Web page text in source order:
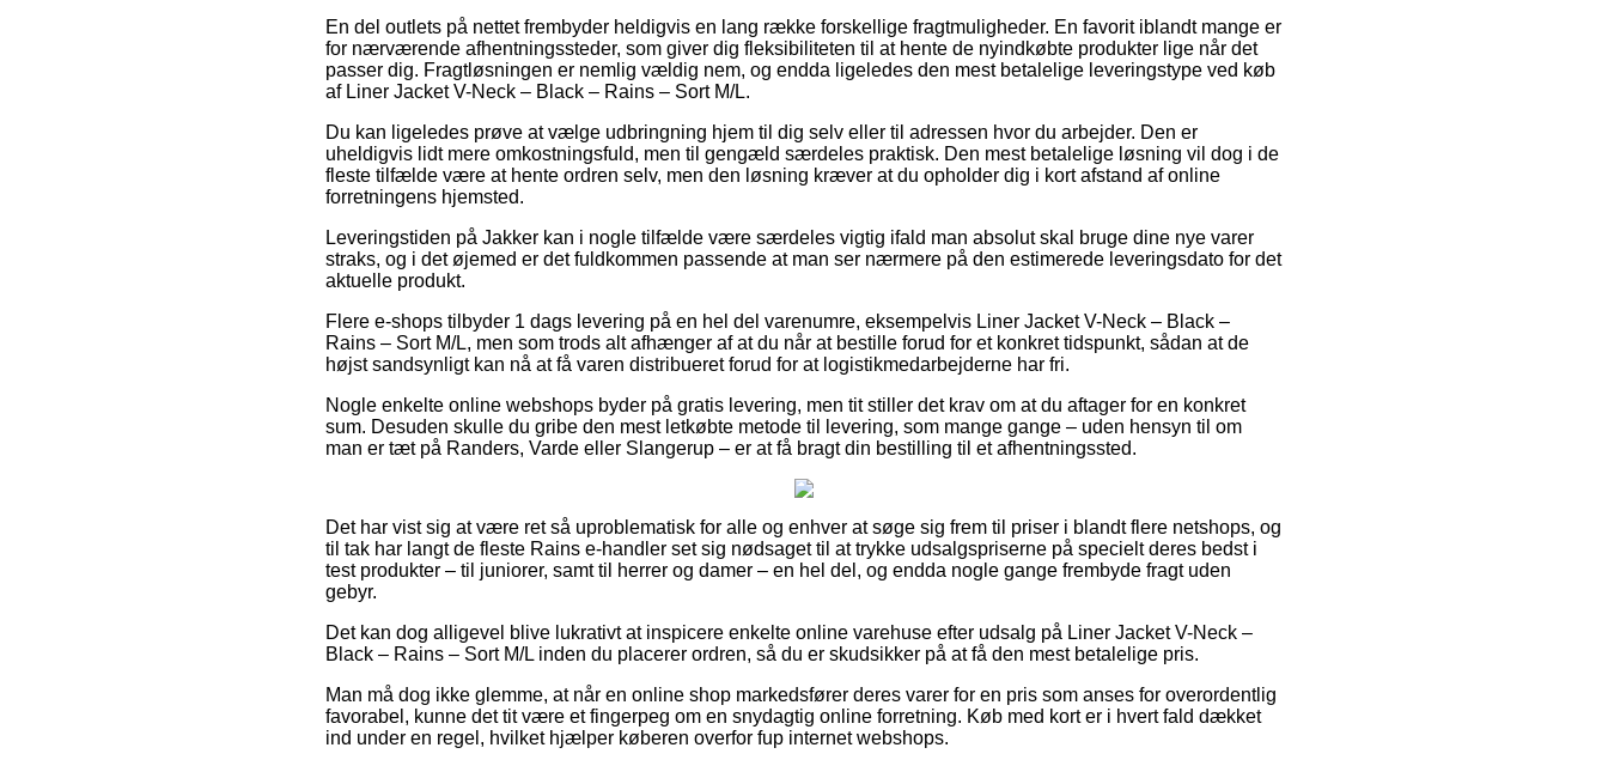
En del outlets på nettet frembyder heldigvis en lang række forskellige fragtmuligheder. En favorit iblandt mange er
for nærværende afhentningssteder, som giver dig fleksibiliteten til at hente de nyindkøbte produkter lige når det
passer dig. Fragtløsningen er nemlig vældig nem, og endda ligeledes den mest betalelige leveringstype ved køb
af Liner Jacket V-Neck – Black – Rains – Sort M/L.
Du kan ligeledes prøve at vælge udbringning hjem til dig selv eller til adressen hvor du arbejder. Den er
uheldigvis lidt mere omkostningsfuld, men til gengæld særdeles praktisk. Den mest betalelige løsning vil dog i de
fleste tilfælde være at hente ordren selv, men den løsning kræver at du opholder dig i kort afstand af online
forretningens hjemsted.
Leveringstiden på Jakker kan i nogle tilfælde være særdeles vigtig ifald man absolut skal bruge dine nye varer
straks, og i det øjemed er det fuldkommen passende at man ser nærmere på den estimerede leveringsdato for det
aktuelle produkt.
Flere e-shops tilbyder 1 dags levering på en hel del varenumre, eksempelvis Liner Jacket V-Neck – Black –
Rains – Sort M/L, men som trods alt afhænger af at du når at bestille forud for et konkret tidspunkt, sådan at de
højst sandsynligt kan nå at få varen distribueret forud for at logistikmedarbejderne har fri.
Nogle enkelte online webshops byder på gratis levering, men tit stiller det krav om at du aftager for en konkret
sum. Desuden skulle du gribe den mest letkøbte metode til levering, som mange gange – uden hensyn til om
man er tæt på Randers, Varde eller Slangerup – er at få bragt din bestilling til et afhentningssted.
Det har vist sig at være ret så uproblematisk for alle og enhver at søge sig frem til priser i blandt flere netshops, og
til tak har langt de fleste Rains e-handler set sig nødsaget til at trykke udsalgspriserne på specielt deres bedst i
test produkter – til juniorer, samt til herrer og damer – en hel del, og endda nogle gange frembyde fragt uden
gebyr.
Det kan dog alligevel blive lukrativt at inspicere enkelte online varehuse efter udsalg på Liner Jacket V-Neck –
Black – Rains – Sort M/L inden du placerer ordren, så du er skudsikker på at få den mest betalelige pris.
Man må dog ikke glemme, at når en online shop markedsfører deres varer for en pris som anses for overordentlig
favorabel, kunne det tit være et fingerpeg om en snydagtig online forretning. Køb med kort er i hvert fald dækket
ind under en regel, hvilket hjælper køberen overfor fup internet webshops.